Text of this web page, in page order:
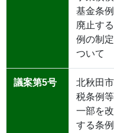
基金条
廃止す
例の制
ついて
議案第5号
北秋田
税条例
一部を
する条